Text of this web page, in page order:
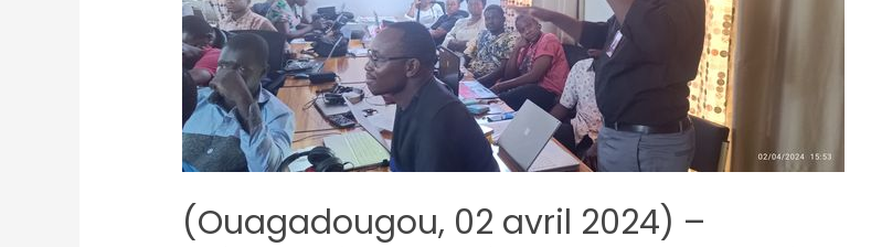
(Ouagadougou, 02 avril 2024) –